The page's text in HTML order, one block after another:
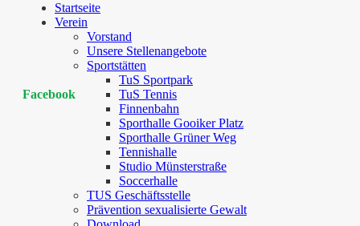
Startseite
Verein
Vorstand
Unsere Stellenangebote
Sportstätten
TuS Sportpark
TuS Tennis
Finnenbahn
Sporthalle Gooiker Platz
Sporthalle Grüner Weg
Tennishalle
Studio Münsterstraße
Soccerhalle
TUS Geschäftsstelle
Prävention sexualisierte Gewalt
Facebook